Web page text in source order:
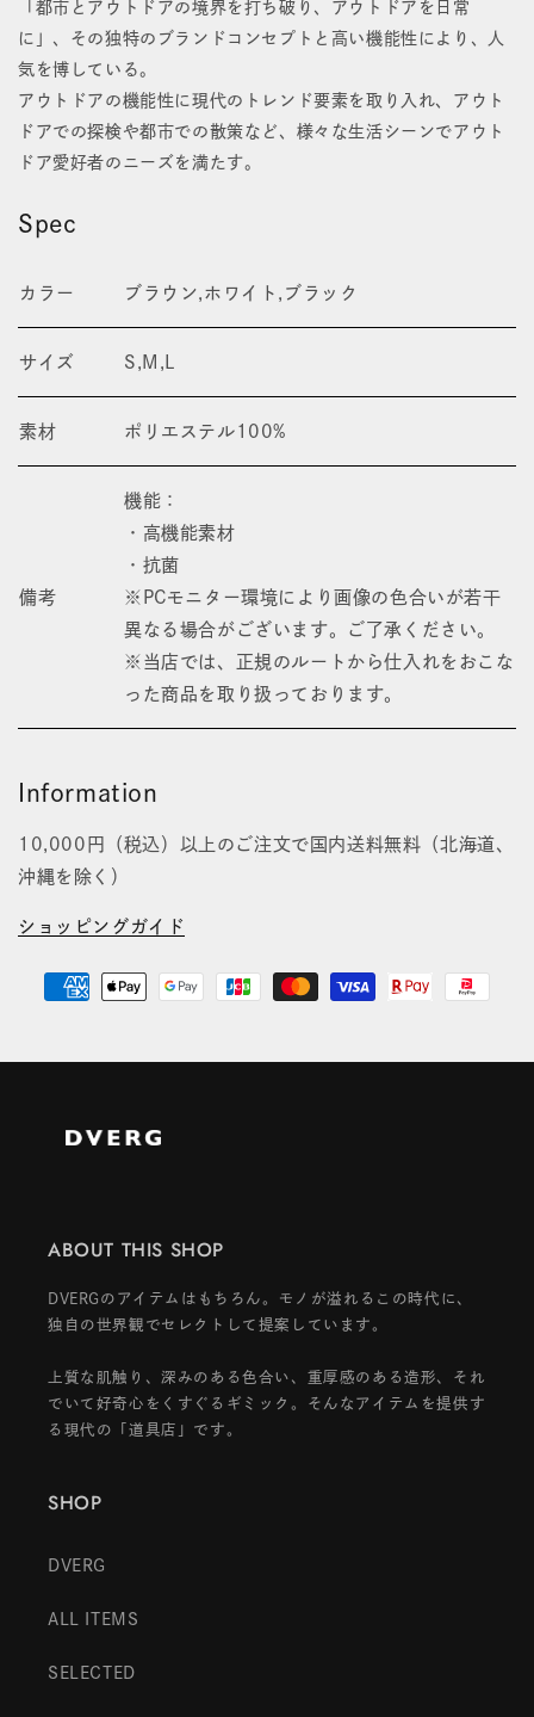
「都市とアウトドアの境界を打ち破り、アウトドアを日常
に」、その独特のブランドコンセプトと高い機能性により、人
気を博している。
アウトドアの機能性に現代のトレンド要素を取り入れ、アウト
ドアでの探検や都市での散策など、様々な生活シーンでアウト
ドア愛好者のニーズを満たす。
Spec
カラー ブラウン,ホワイト,ブラック
サイズ S,M,L
素材 ポリエステル100%
備考
機能：
・高機能素材
・抗菌
※PCモニター環境により画像の色合いが若干
異なる場合がございます。ご了承ください。
※当店では、正規のルートから仕入れをおこな
った商品を取り扱っております。
Information
10,000円（税込）以上のご注文で国内送料無料（北海道、
沖縄を除く）
ショッピングガイド
ABOUT THIS SHOP
DVERGのアイテムはもちろん。モノが溢れるこの時代に、
独自の世界観でセレクトして提案しています。
上質な肌触り、深みのある色合い、重厚感のある造形、それ
でいて好奇心をくすぐるギミック。そんなアイテムを提供す
る現代の「道具店」です。
SHOP
DVERG
ALL ITEMS
SELECTED